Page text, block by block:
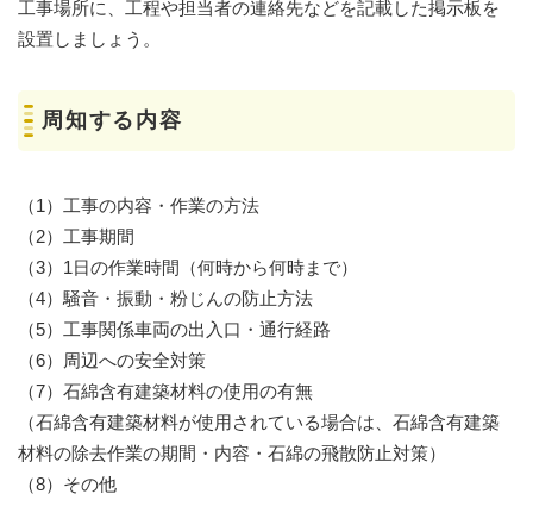
工事場所に、工程や担当者の連絡先などを記載した掲示板を
設置しましょう。
周知する内容
（1）工事の内容・作業の方法
（2）工事期間
（3）1日の作業時間（何時から何時まで）
（4）騒音・振動・粉じんの防止方法
（5）工事関係車両の出入口・通行経路
（6）周辺への安全対策
（7）石綿含有建築材料の使用の有無
（石綿含有建築材料が使用されている場合は、石綿含有建築
材料の除去作業の期間・内容・石綿の飛散防止対策）
（8）その他